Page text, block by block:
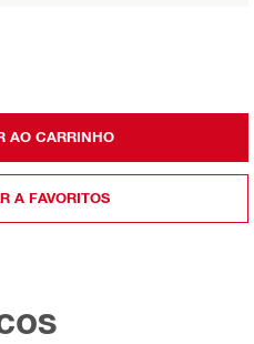
AO CARRINHO
A FAVORITOS